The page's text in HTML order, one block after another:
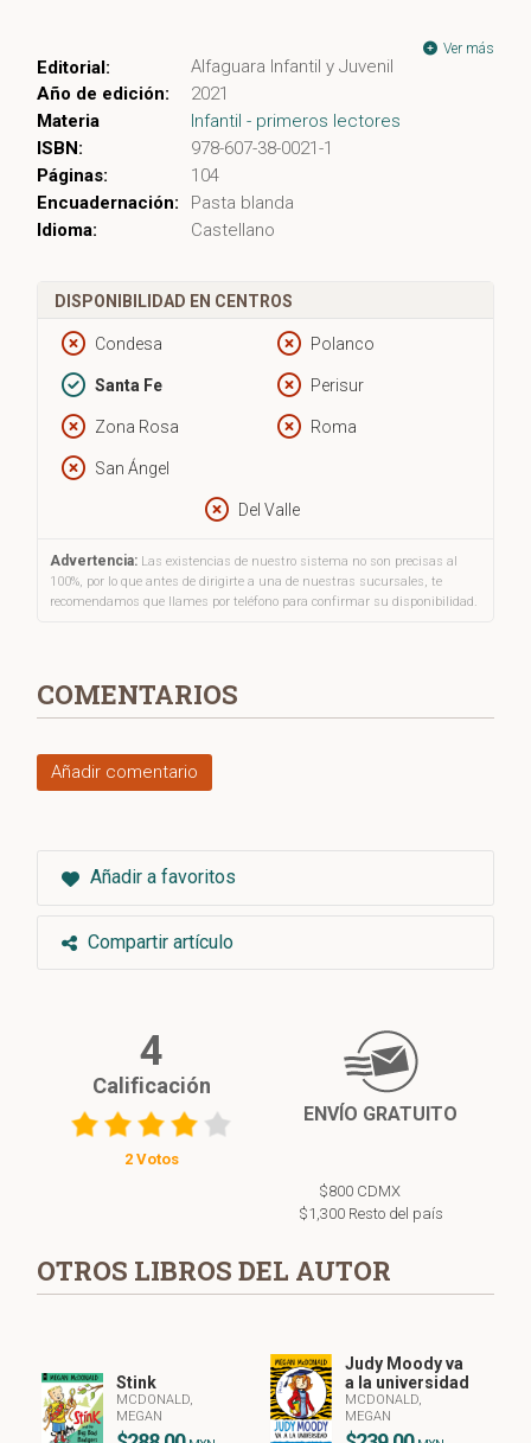
Ver más
Editorial:
Alfaguara Infantil y Juvenil
Año de edición:
2021
Materia
Infantil - primeros lectores
ISBN:
978-607-38-0021-1
Páginas:
104
Encuadernación:
Pasta blanda
Idioma:
Castellano
DISPONIBILIDAD EN CENTROS
Condesa Polanco
Santa Fe Perisur
Zona Rosa Roma
San Ángel
Del Valle
Advertencia: Las existencias de nuestro sistema no son precisas al
100%, por lo que antes de dirigirte a una de nuestras sucursales, te
recomendamos que llames por teléfono para confirmar su disponibilidad.
COMENTARIOS
Añadir comentario
Añadir a favoritos
Compartir artículo
4
Calificación
2 Votos
ENVÍO GRATUITO
$800 CDMX
$1,300 Resto del país
OTROS LIBROS DEL AUTOR
Stink
MCDONALD,
MEGAN
Judy Moody va
a la universidad
MCDONALD,
MEGAN